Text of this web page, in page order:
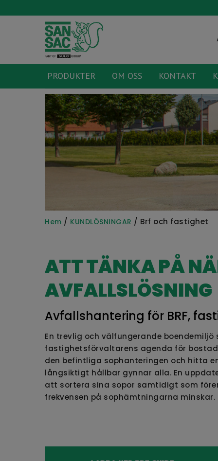
PRODUKTER OM OSS KONTAKT
Hem / KUNDLÖSNINGAR / Brf och fastighet
ATT TÄNKA PÅ
AVFALLSLÖSNING
Avfallshantering för BRF,
En trevlig och välfungerande
fastighetsförvaltarens agenda för
den befintliga sophanteringen och hitta
långsiktigt hållbar gynnar alla. En
att sortera sina sopor samtidigt som
frekvensen på sophämtningarna minskar.